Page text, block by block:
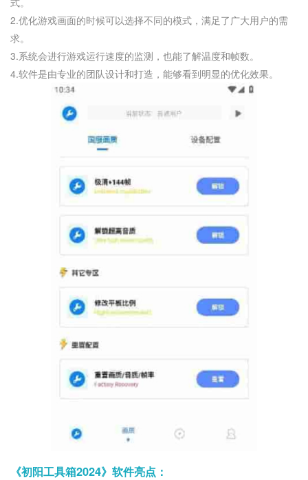
2.优化游戏画面的时候可以选择不同的模式，满足了广大用户的需
求。
3.系统会进行游戏运行速度的监测，也能了解温度和帧数。
4.软件是由专业的团队设计和打造，能够看到明显的优化效果。
《初阳工具箱2024》软件亮点：